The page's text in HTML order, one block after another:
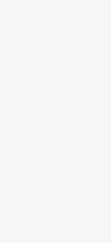
- Service